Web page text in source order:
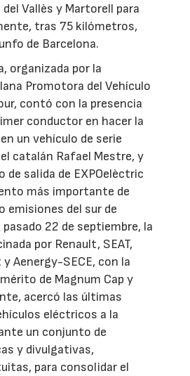
Vallès y Martorell para
tras 75 kilómetros,
de Barcelona.
organizada por la
Promotora del Vehículo
contó con la presencia
conductor en hacer la
un vehículo de serie
catalán Rafael Mestre, y
de salida de EXPOelèctric
más importante de
emisiones del sur de
22 de septiembre, la
por Renault, SEAT,
Aenergy-SECE, con la
de Magnum Cap y
acercó las últimas
eléctricos a la
un conjunto de
y divulgativas,
para consolidar el